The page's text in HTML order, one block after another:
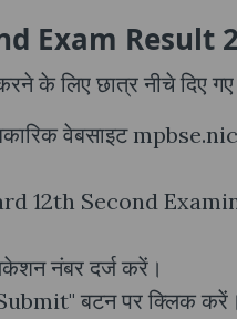
Exam Result
के लिए छात्र नीचे दिए
वेबसाइट
12th Second
नंबर दर्ज करें।
बटन पर क्लिक करें।